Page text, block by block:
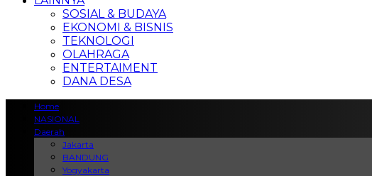
SOSIAL & BUDAYA
EKONOMI & BISNIS
TEKNOLOGI
OLAHRAGA
ENTERTAIMENT
DANA DESA
Home
NASIONAL
Daerah
Jakarta
BANDUNG
Yogyakarta